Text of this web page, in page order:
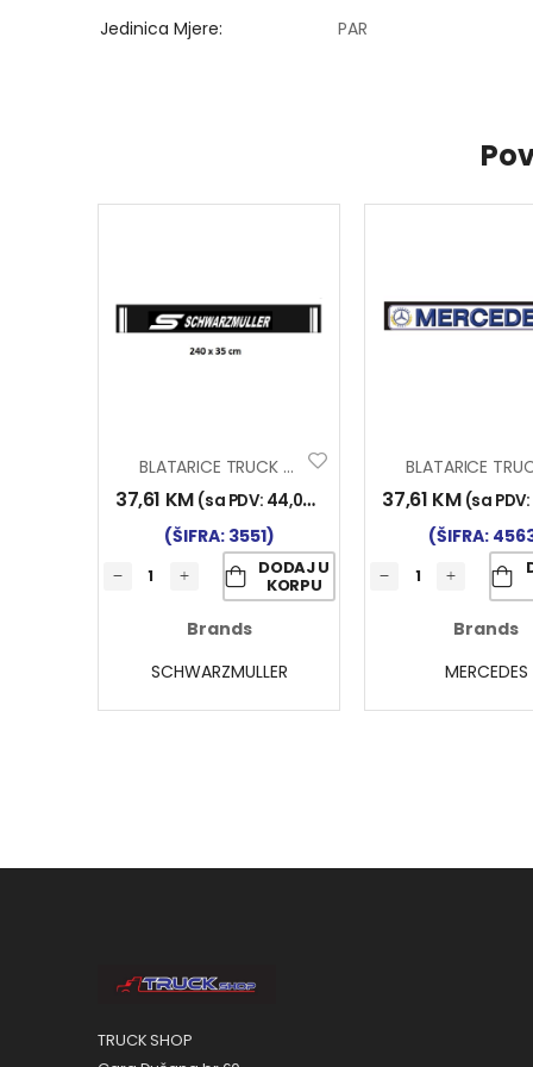
Jedinica Mjere PAR
BLATARICE TRUCK ŠLEPA SCHWARZMÜLLER
37,61 KM (sa PDV: 44,00
(ŠIFRA: 3551)
DODAJ U
KORPU
Brands
SCHWARZMULLER
37,61 KM (sa PDV:
(ŠIFRA:
Brands
MERCEDES
TRUCK SHOP